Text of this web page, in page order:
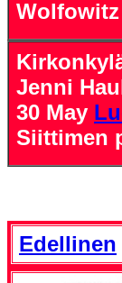
Wolfowitz
Jenni
30 May
Siittimen
Edellinen